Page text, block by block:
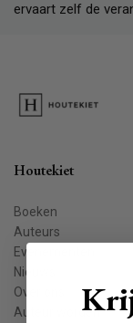
ervaart zelf de
Houtekiet
Boeken
Auteurs
Evenementen
Nieuws
Over ons
Auteur worden